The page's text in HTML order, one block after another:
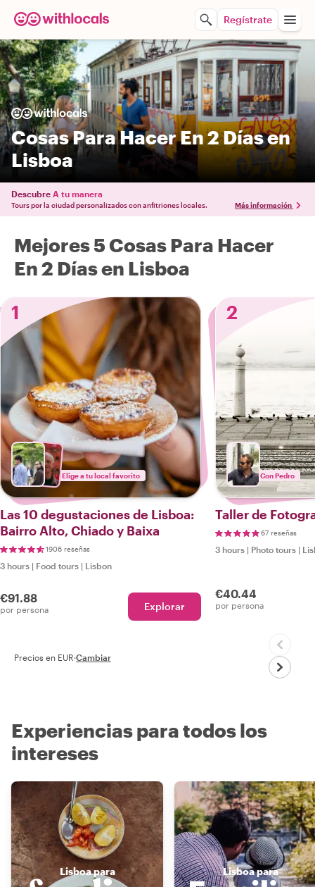
Regístrate
Cosas Para Hacer En 2 Días en
Lisboa
Descubre A tu manera
Tours por la ciudad personalizados con anfitriones locales. Más información
Mejores 5 Cosas Para Hacer
En 2 Días en Lisboa
1
Elige a tu local favorito
Las 10 degustaciones de Lisboa:
Bairro Alto, Chiado y Baixa
1906 reseñas
3 hours | Food tours | Lisbon
€91.88
por persona Explorar
2
Con Pedro
Taller de
67 reseñas
3 hours | Photo tours |
€40.44
por persona
Precios en EUR·Cambiar
Experiencias para todos los
intereses
Lisboa para Lisboa para